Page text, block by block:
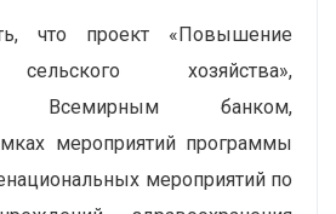
что проект «Повышение
сельского хозяйства»,
Всемирным банком,
мероприятий программы
мероприятий по